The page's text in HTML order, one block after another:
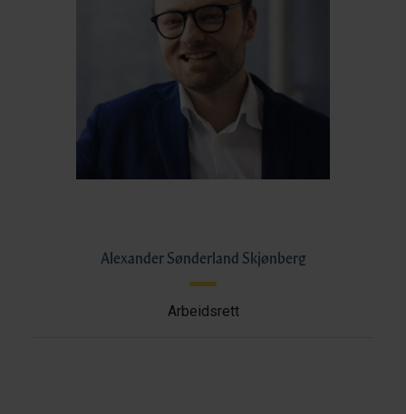
Alexander Sønderland Skjønberg
Arbeidsrett